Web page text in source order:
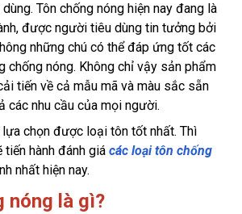
Tôn chống nóng hiện nay đang là
được người tiêu dùng tin tưởng bởi
những chú có thể đáp ứng tốt các
chống nóng. Không chỉ vậy sản phẩm
tiến về cả mẫu mã và màu sắc sẵn
các nhu cầu của mọi người.
tiến hành đánh giá các loại tôn chống
nhất hiện nay.
nóng là gì?